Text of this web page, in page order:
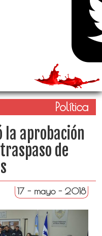
Política
la aprobación
de
17 - mayo - 2018